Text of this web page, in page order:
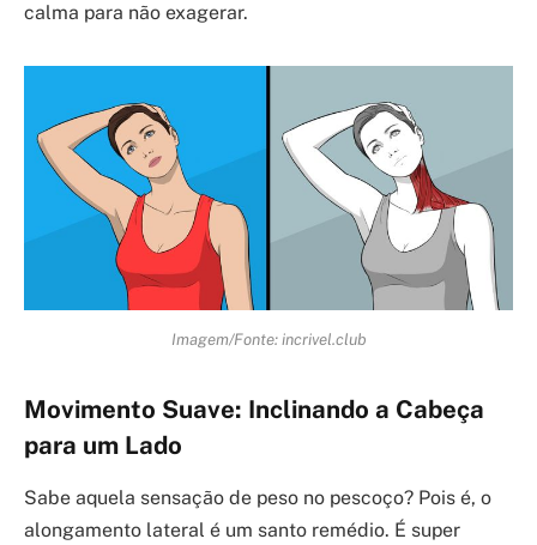
calma para não exagerar.
Imagem/Fonte: incrivel.club
Movimento Suave: Inclinando a Cabeça
para um Lado
Sabe aquela sensação de peso no pescoço? Pois é, o
alongamento lateral é um santo remédio. É super